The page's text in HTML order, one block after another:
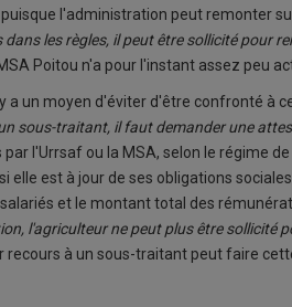
l'administration peut remonter
les règles, il peut être sollicité pour
Poitou n'a pour l'instant assez peu
a un moyen d'éviter d'être confronté à
sous-traitant, il faut demander une
l'Urrsaf ou la MSA, selon le régime
elle est à jour de ses obligations
et le montant total des
l'agriculteur ne peut plus être sollicité
recours à un sous-traitant peut faire